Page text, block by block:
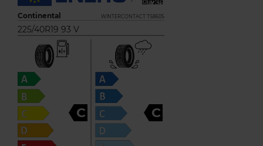
Continental WINTERCONTACT TS860S
225/40R19 93 V
C C